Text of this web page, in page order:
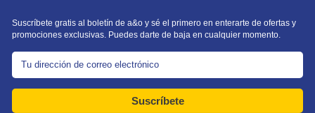
Suscríbete gratis al boletín de a&o y sé el primero en enterarte de ofertas y
promociones exclusivas. Puedes darte de baja en cualquier momento.
Suscríbete